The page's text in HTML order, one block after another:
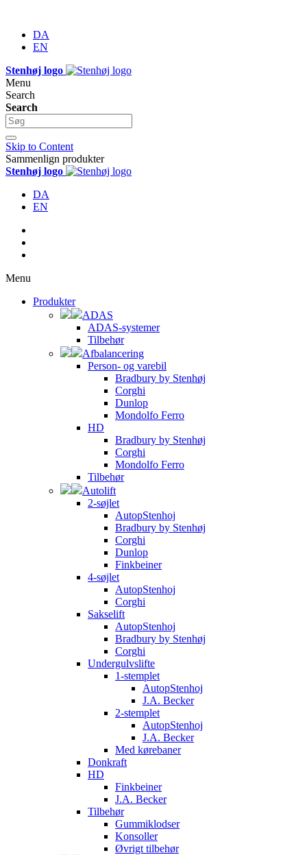
DA
EN
Stenhøj logo
Menu
Search
Search
Skip to Content
Sammenlign produkter
Stenhøj logo
DA
EN
Menu
Produkter
ADAS
ADAS-systemer
Tilbehør
Afbalancering
Person- og varebil
Bradbury by Stenhøj
Corghi
Dunlop
Mondolfo Ferro
HD
Bradbury by Stenhøj
Corghi
Mondolfo Ferro
Tilbehør
Autolift
2-søjlet
AutopStenhoj
Bradbury by Stenhøj
Corghi
Dunlop
Finkbeiner
4-søjlet
AutopStenhoj
Corghi
Sakselift
AutopStenhoj
Bradbury by Stenhøj
Corghi
Undergulvslifte
1-stemplet
AutopStenhoj
J.A. Becker
2-stemplet
AutopStenhoj
J.A. Becker
Med kørebaner
Donkraft
HD
Finkbeiner
J.A. Becker
Tilbehør
Gummiklodser
Konsoller
Øvrigt tilbehør